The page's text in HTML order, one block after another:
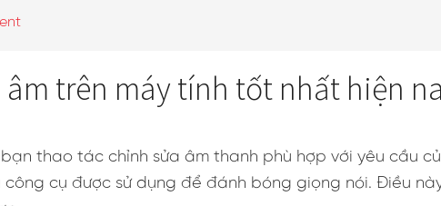
trên máy tính tốt nhất hiện
thao tác chỉnh sửa âm thanh phù hợp với yêu cầu
cụ được sử dụng để đánh bóng giọng nói. Điều